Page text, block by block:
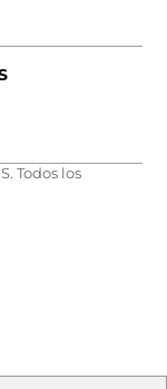
Todos los